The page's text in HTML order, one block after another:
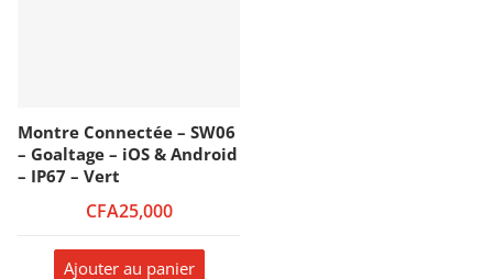
Montre Connectée – SW06
– Goaltage – iOS & Android
– IP67 – Vert
CFA25,000
Ajouter au panier